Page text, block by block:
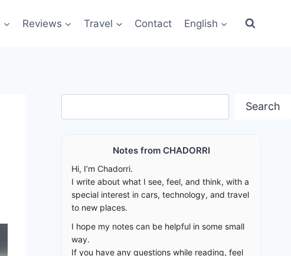
Reviews Travel Contact English
Search
Notes from CHADORRI
Hi, I’m Chadorri.
I write about what I see, feel, and think, with a
special interest in cars, technology, and travel
to new places.
I hope my notes can be helpful in some small
way.
If you have any questions while reading, feel